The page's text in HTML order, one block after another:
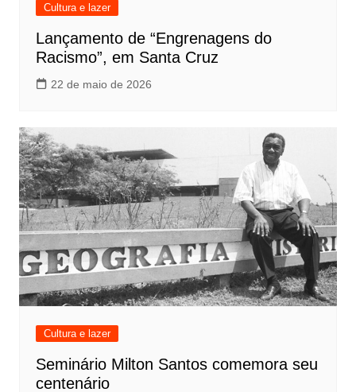
Cultura e lazer
Lançamento de “Engrenagens do
Racismo”, em Santa Cruz
22 de maio de 2026
Cultura e lazer
Seminário Milton Santos comemora seu
centenário